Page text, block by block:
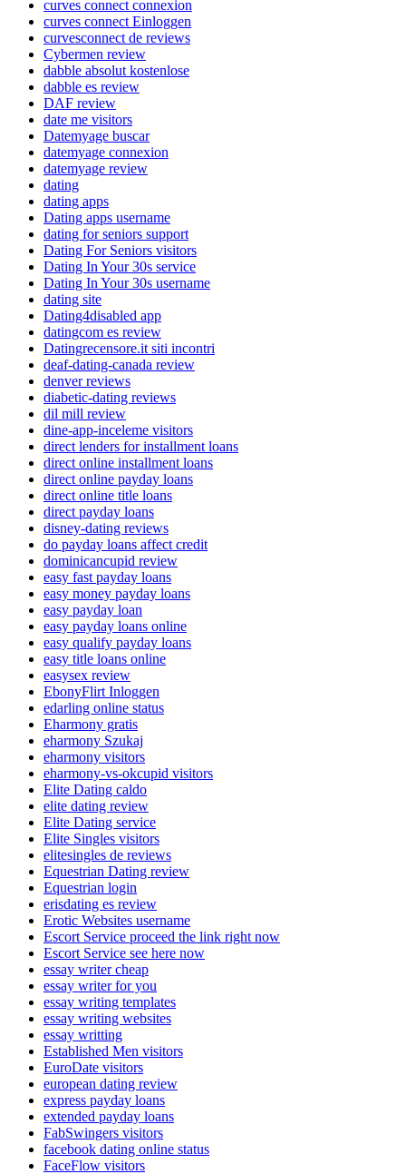
curves connect connexion
curves connect Einloggen
curvesconnect de reviews
Cybermen review
dabble absolut kostenlose
dabble es review
DAF review
date me visitors
Datemyage buscar
datemyage connexion
datemyage review
dating
dating apps
Dating apps username
dating for seniors support
Dating For Seniors visitors
Dating In Your 30s service
Dating In Your 30s username
dating site
Dating4disabled app
datingcom es review
Datingrecensore.it siti incontri
deaf-dating-canada review
denver reviews
diabetic-dating reviews
dil mill review
dine-app-inceleme visitors
direct lenders for installment loans
direct online installment loans
direct online payday loans
direct online title loans
direct payday loans
disney-dating reviews
do payday loans affect credit
dominicancupid review
easy fast payday loans
easy money payday loans
easy payday loan
easy payday loans online
easy qualify payday loans
easy title loans online
easysex review
EbonyFlirt Inloggen
edarling online status
Eharmony gratis
eharmony Szukaj
eharmony visitors
eharmony-vs-okcupid visitors
Elite Dating caldo
elite dating review
Elite Dating service
Elite Singles visitors
elitesingles de reviews
Equestrian Dating review
Equestrian login
erisdating es review
Erotic Websites username
Escort Service proceed the link right now
Escort Service see here now
essay writer cheap
essay writer for you
essay writing templates
essay writing websites
essay writting
Established Men visitors
EuroDate visitors
european dating review
express payday loans
extended payday loans
FabSwingers visitors
facebook dating online status
FaceFlow visitors